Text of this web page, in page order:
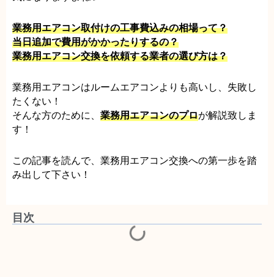
業務用エアコン取付けの工事費込みの相場って？
当日追加で費用がかかったりするの？
業務用エアコン交換を依頼する業者の選び方は？
業務用エアコンはルームエアコンよりも高いし、失敗し
たくない！
そんな方のために、 業務用エアコンのプロが解説致しま
す！
この記事を読んで、業務用エアコン交換への第一歩を踏
み出して下さい！
目次